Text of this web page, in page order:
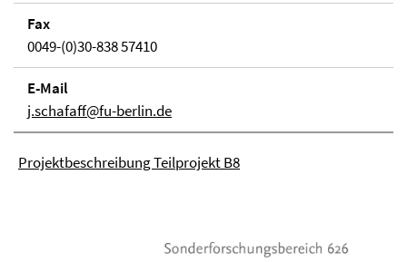
Fax
0049-(0)30-838 57410
E-Mail
j.schafaff@fu-berlin.de
Projektbeschreibung Teilprojekt B8